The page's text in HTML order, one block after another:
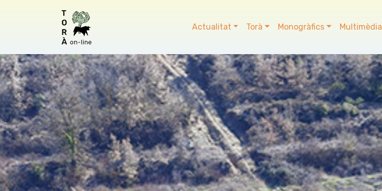
Actualitat Torà Monogràfics Multimèdia